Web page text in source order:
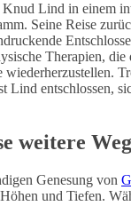
Lind in einem
Seine Reise
Therapien, die
Lind entschlossen,
weitere Weg
Genesung von
und Tiefen.